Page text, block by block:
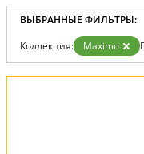
ВЫБРАННЫЕ ФИЛЬТРЫ:
Коллекция: Maximo